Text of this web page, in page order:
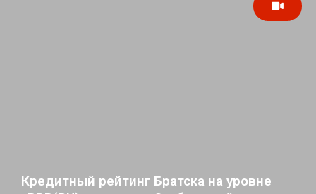
Кредитный рейтинг Братска на уровне